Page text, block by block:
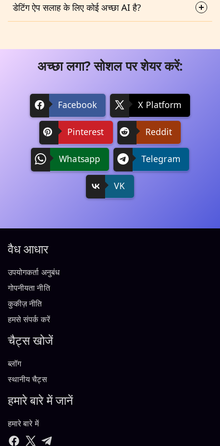
डेटिंग ऐप सलाह के लिए कोई अच्छा AI है?
अच्छा लगा? सोशल पर शेयर करें:
Facebook X Platform
Pinterest Reddit
Whatsapp Telegram
VK
वैध आधार
उपयोगकर्ता अनुबंध
गोपनीयता नीति
कुकीज़ नीति
हमसे संपर्क करें
चैट्स खोजें
ब्लॉग
स्थानीय चैट्स
हमारे बारे में जानें
हमारे बारे में